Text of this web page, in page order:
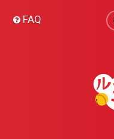
FAQ